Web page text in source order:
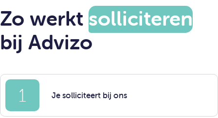
Zo werkt solliciteren
bij Advizo
1 Je solliciteert bij ons